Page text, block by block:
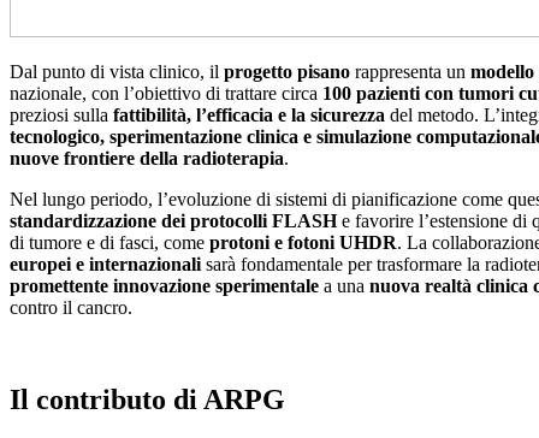
Dal punto di vista clinico, il progetto pisano rappresenta un
nazionale, con l’obiettivo di trattare circa 100 pazienti con tumori
preziosi sulla fattibilità, l’efficacia e la sicurezza del metodo.
tecnologico, sperimentazione clinica e simulazione
nuove frontiere della radioterapia.
Nel lungo periodo, l’evoluzione di sistemi di pianificazione come
standardizzazione dei protocolli FLASHe favorire l’estensione di
di tumore e di fasci, come protoni e fotoni UHDR. La
europei e internazionali sarà fondamentale per trasformare la
promettente innovazione sperimentale a una nuova realtà clinica
contro il cancro.
Il contributo di ARPG